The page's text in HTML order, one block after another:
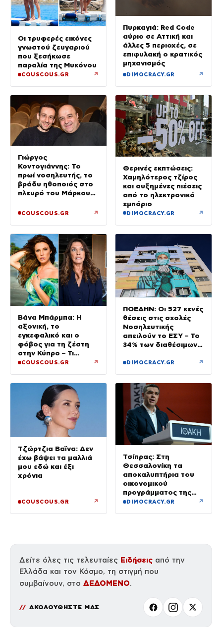
Οι τρυφερές εικόνες
γνωστού ζευγαριού
που ξεσήκωσε
παραλία της Μυκόνου
COUSCOUS.GR ↗
Πυρκαγιά: Red Code
αύριο σε Αττική και
άλλες 5 περιοχές, σε
επιφυλακή ο κρατικός
μηχανισμός
DIMOCRACY.GR ↗
Γιώργος
Κοντογιάννης: Το
πρωί νοσηλευτής, το
βράδυ ηθοποιός στο
πλευρό του Μάρκου
COUSCOUS.GR ↗
Θερινές εκπτώσεις:
Χαμηλότερος τζίρος
και αυξημένες πιέσεις
από το ηλεκτρονικό
εμπόριο
DIMOCRACY.GR ↗
Βάνα Μπάρμπα: Η
αξονική, το
εγκεφαλικό και ο
φόβος για τη ζέστη
στην Κύπρο – Τι
τρέμουν οι γιατροί για
COUSCOUS.GR ↗
ΠΟΕΔΗΝ: Οι 527 κενές
θέσεις στις σχολές
Νοσηλευτικής
απειλούν το ΕΣΥ – Το
34% των διαθέσιμων
DIMOCRACY.GR ↗
Τζώρτζια Βαϊνα: Δεν
έχω βάψει τα μαλλιά
μου εδώ και έξι
χρόνια
COUSCOUS.GR ↗
Τσίπρας: Στη
Θεσσαλονίκη τα
αποκαλυπτήρια του
οικονομικού
προγράμματος της
ΕΛ.Α.Σ.
DIMOCRACY.GR ↗
Δείτε όλες τις τελευταίες Ειδήσεις από την
Ελλάδα και τον Κόσμο, τη στιγμή που
συμβαίνουν, στο ΔΕΔΟΜΕΝΟ.
ΑΚΟΛΟΥΘΗΣΤΕ ΜΑΣ